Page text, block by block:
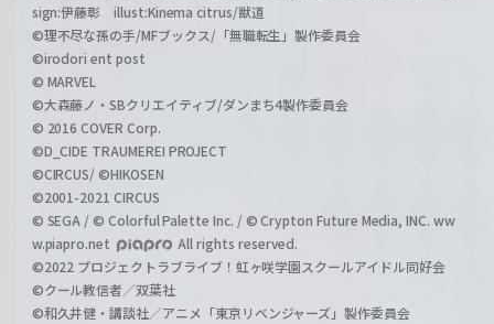
sign:伊藤彰 illust:Kinema citrus/獣道
©理不尽な孫の手/MFブックス/「無職転生」製作委員会
©irodori ent post
© MARVEL
©大森藤ノ・SBクリエイティブ/ダンまち4製作委員会
© 2016 COVER Corp.
©D_CIDE TRAUMEREI PROJECT
©CIRCUS/ ©HIKOSEN
©2001-2021 CIRCUS
© SEGA / © Colorful Palette Inc. / © Crypton Future Media, INC. ww
w.piapro.net
All rights reserved.
©2022 プロジェクトラブライブ！虹ヶ咲学園スクールアイドル同好会
©クール教信者／双葉社
©和久井健・講談社／アニメ「東京リベンジャーズ」製作委員会